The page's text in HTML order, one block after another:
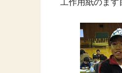
工作用紙のます